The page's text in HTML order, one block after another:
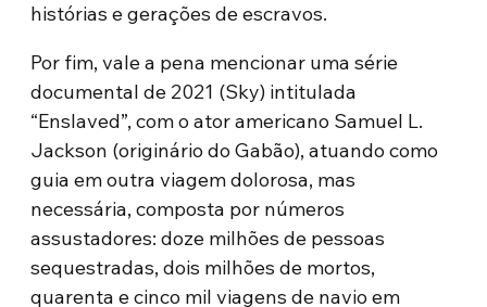
histórias e gerações de escravos.
Por fim, vale a pena mencionar uma série
documental de 2021 (Sky) intitulada
“Enslaved”, com o ator americano Samuel L.
Jackson (originário do Gabão), atuando como
guia em outra viagem dolorosa, mas
necessária, composta por números
assustadores: doze milhões de pessoas
sequestradas, dois milhões de mortos,
quarenta e cinco mil viagens de navio em